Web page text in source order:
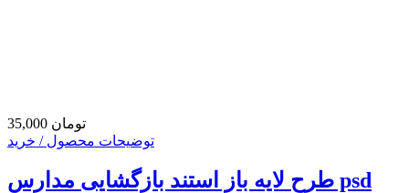
35,000 تومان
توضیحات محصول / خرید
طرح لایه باز استند بازگشایی مدارس psd